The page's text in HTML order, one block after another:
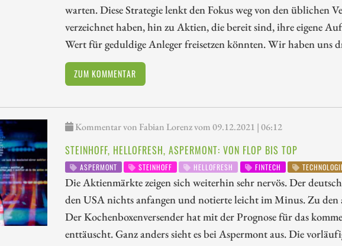
warten. Diese Strategie lenkt den Fokus weg von den üblichen
verzeichnet haben, hin zu Aktien, die bereit sind, ihre eigene
Wert für geduldige Anleger freisetzen könnten. Wir haben uns
ZUM KOMMENTAR
Kommentar von Fabian Lorenz vom 09.12.2021 | 06:12
STEINHOFF, HELLOFRESH, ASPERMONT: VON FLOP BIS TOP
ASPERMONT STEINHOFF HELLOFRESH FINTECH
Die Aktienmärkte zeigen sich weiterhin sehr nervös. Der
den USA nichts anfangen und notierte leicht im Minus. Zu
Der Kochenboxenversender hat mit der Prognose für das
enttäuscht. Ganz anders sieht es bei Aspermont aus. Die